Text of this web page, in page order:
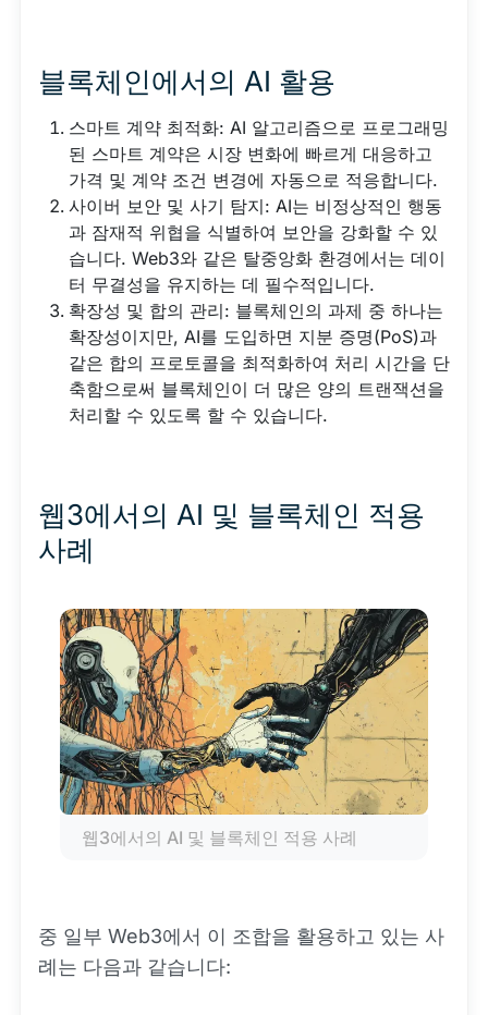
블록체인에서의 AI 활용
스마트 계약 최적화: AI 알고리즘으로 프로그래밍
된 스마트 계약은 시장 변화에 빠르게 대응하고
가격 및 계약 조건 변경에 자동으로 적응합니다.
사이버 보안 및 사기 탐지: AI는 비정상적인 행동
과 잠재적 위협을 식별하여 보안을 강화할 수 있
습니다. Web3와 같은 탈중앙화 환경에서는 데이
터 무결성을 유지하는 데 필수적입니다.
확장성 및 합의 관리: 블록체인의 과제 중 하나는
확장성이지만, AI를 도입하면 지분 증명(PoS)과
같은 합의 프로토콜을 최적화하여 처리 시간을 단
축함으로써 블록체인이 더 많은 양의 트랜잭션을
처리할 수 있도록 할 수 있습니다.
웹3에서의 AI 및 블록체인 적용
사례
웹3에서의 AI 및 블록체인 적용 사례
중 일부 Web3에서 이 조합을 활용하고 있는 사
례는 다음과 같습니다: